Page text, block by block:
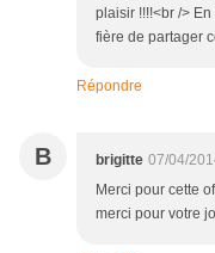
plaisir !!!!<br />
fière de partager
Répondre
B brigitte 07/04/
Merci pour cette
merci pour votre